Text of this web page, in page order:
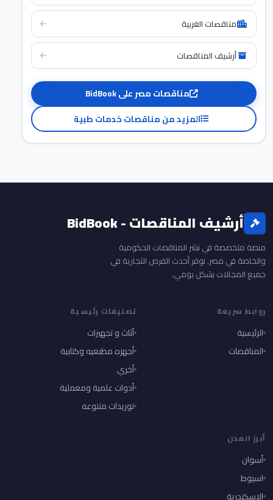
مناقصات الغربية
أرشيف المناقصات
مناقصات مصر على BidBook
المزيد من مناقصات خدمات طبية
أرشيف المناقصات - BidBook
منصة متخصصة في نشر المناقصات الحكومية
والخاصة في مصر. نوفر أحدث الفرص التجارية في
جميع المجالات بشكل يومي.
روابط سريعة
الرئيسية
المناقصات
تصنيفات رئيسية
أثاث و تجهيزات
أجهزه مطبعيه وكتابية
أخري
أدوات علمية ومعملية
توريدات متنوعه
أبرز المدن
أسوان
اسيوط
الإسكندرية